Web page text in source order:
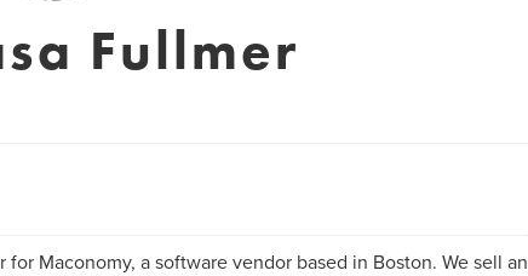
Fullmer
Maconomy, a software vendor based in Boston. We sell an